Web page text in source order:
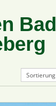
Bad